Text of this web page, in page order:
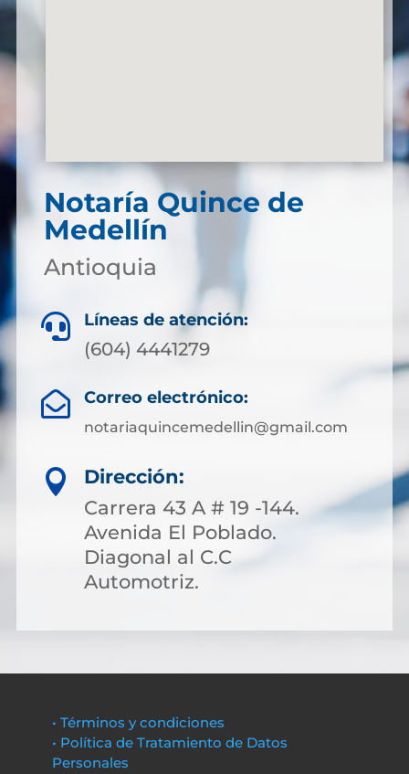
Notaría Quince de
Medellín
Antioquia
 Líneas de atención:
(604) 4441279
 Correo electrónico:
notariaquincemedellin@gmail.com

Dirección:
Carrera 43 A # 19 -144.
Avenida El Poblado.
Diagonal al C.C
Automotriz.
• Términos y condiciones
• Política de Tratamiento de Datos
Personales